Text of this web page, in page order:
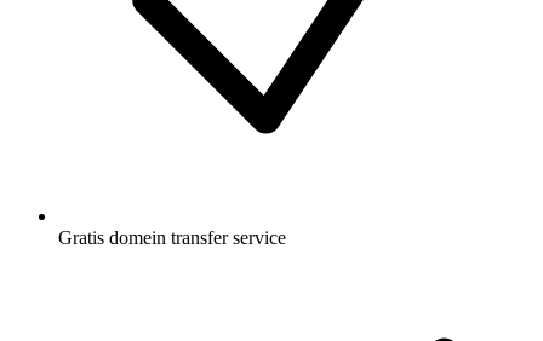
Gratis domein transfer service